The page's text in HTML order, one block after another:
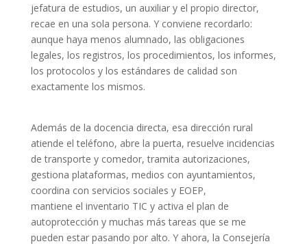
jefatura de estudios, un auxiliar y el propio director,
recae en una sola persona. Y conviene recordarlo:
aunque haya menos alumnado, las obligaciones
legales, los registros, los procedimientos, los informes,
los protocolos y los estándares de calidad son
exactamente los mismos.
Además de la docencia directa, esa dirección rural
atiende el teléfono, abre la puerta, resuelve incidencias
de transporte y comedor, tramita autorizaciones,
gestiona plataformas, medios con ayuntamientos,
coordina con servicios sociales y EOEP,
mantiene el inventario TIC y activa el plan de
autoprotección y muchas más tareas que se me
pueden estar pasando por alto. Y ahora, la Consejería